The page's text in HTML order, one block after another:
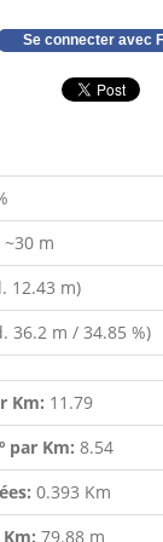
Se connecter avec
~30 m
12.43 m)
36.2 m / 34.85 %)
Km: 11.79
par Km: 8.54
0.393 Km
79.88 m